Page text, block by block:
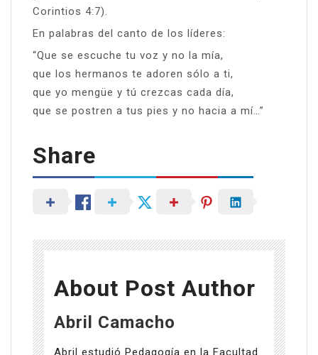
Corintios 4:7).
En palabras del canto de los líderes:
“Que se escuche tu voz y no la mía,
que los hermanos te adoren sólo a ti,
que yo mengüe y tú crezcas cada día,
que se postren a tus pies y no hacia a mí…”
Share
About Post Author
Abril Camacho
Abril estudió Pedagogía en la Facultad